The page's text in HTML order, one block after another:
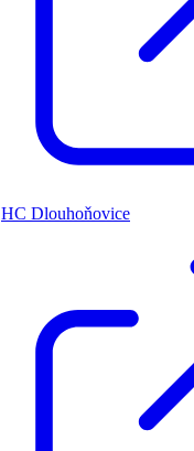
HC Dlouhoňovice